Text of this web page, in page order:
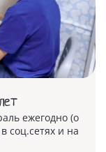
ежегодно (о
соц.сетях и на